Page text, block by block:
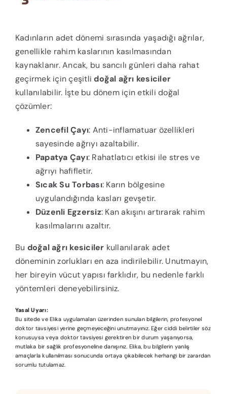
Kadınların adet dönemi sırasında yaşadığı ağrılar,
genellikle rahim kaslarının kasılmasından
kaynaklanır. Ancak, bu sancılı günleri daha rahat
geçirmek için çeşitlidoğal ağrı kesiciler
kullanılabilir. İşte bu dönem için etkili doğal
çözümler:
Zencefil Çayı: Anti-inflamatuar özellikleri
sayesinde ağrıyı azaltabilir.
Papatya Çayı: Rahatlatıcı etkisi ile stres ve
ağrıyı hafifletir.
Sıcak Su Torbası: Karın bölgesine
uygulandığında kasları gevşetir.
Düzenli Egzersiz: Kan akışını artırarak rahim
kasılmalarını azaltır.
Bu doğal ağrı kesiciler kullanılarak adet
döneminin zorlukları en aza indirilebilir. Unutmayın,
her bireyin vücut yapısı farklıdır, bu nedenle farklı
yöntemleri deneyebilirsiniz.
Yasal Uyarı:
Bu sitede ve Elika uygulamaları üzerinden sunulan bilgilerin, profesyonel
doktor tavsiyesi yerine geçmeyeceğini unutmayınız. Eğer ciddi belirtiler söz
konusuysa veya doktor tavsiyesi gerektiren bir durum yaşanıyorsa,
mutlaka bir sağlık profesyoneline danışınız. Elika, bu bilgilerin yanlış
amaçlarla kullanılması sonucunda ortaya çıkabilecek herhangi bir zarardan
sorumlu tutulamaz.